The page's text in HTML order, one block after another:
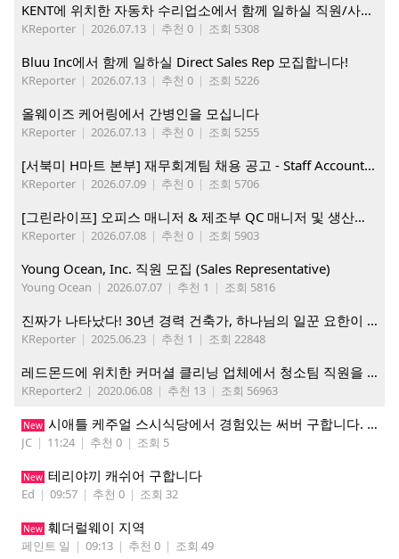
KENT에 위치한 자동차 수리업소에서 함께 일하실 직원/사무직원 구합니다.
KReporter | 2026.07.13 | 추천 0 | 조회 5308
Bluu Inc에서 함께 일하실 Direct Sales Rep 모집합니다!
KReporter | 2026.07.13 | 추천 0 | 조회 5226
올웨이즈 케어링에서 간병인을 모십니다
KReporter | 2026.07.13 | 추천 0 | 조회 5255
[서북미 H마트 본부] 재무회계팀 채용 공고 - Staff Accountant
KReporter | 2026.07.09 | 추천 0 | 조회 5706
[그린라이프] 오피스 매니저 & 제조부 QC 매니저 및 생산직, 웨어하우스 직원 모집
KReporter | 2026.07.08 | 추천 0 | 조회 5903
Young Ocean, Inc. 직원 모집 (Sales Representative)
Young Ocean | 2026.07.07 | 추천 1 | 조회 5816
진짜가 나타났다! 30년 경력 건축가, 하나님의 일꾼 요한이 책임 시공합니다.
KReporter | 2025.06.23 | 추천 1 | 조회 22848
레드몬드에 위치한 커머셜 클리닝 업체에서 청소팀 직원을 모집합니다.
KReporter2 | 2020.06.08 | 추천 13 | 조회 56963
New 시애틀 케주얼 스시식당에서 경험있는 써버 구합니다. 팁 200 이상
JC | 11:24 | 추천 0 | 조회 5
New 테리야끼 캐쉬어 구합니다
Ed | 09:57 | 추천 0 | 조회 32
New 훼더럴웨이 지역
페인트 일 | 09:13 | 추천 0 | 조회 49